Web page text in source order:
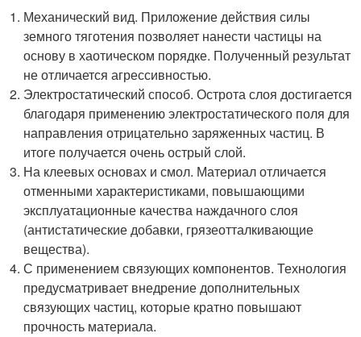
Механический вид. Приложение действия силы
земного тяготения позволяет нанести частицы на
основу в хаотическом порядке. Полученный результат
не отличается агрессивностью.
Электростатический способ. Острота слоя достигается
благодаря применению электростатического поля для
направления отрицательно заряженных частиц. В
итоге получается очень острый слой.
На клеевых основах и смол. Материал отличается
отменными характеристиками, повышающими
эксплуатационные качества наждачного слоя
(антистатические добавки, грязеотталкивающие
вещества).
С применением связующих компонентов. Технология
предусматривает внедрение дополнительных
связующих частиц, которые кратно повышают
прочность материала.